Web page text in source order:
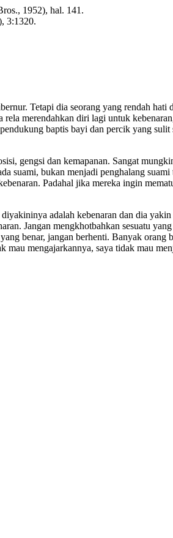
1952), hal. 141.
3:1320.
Tetapi dia seorang yang rendah hati
merendahkan diri lagi untuk
baptis bayi dan percik yang
gengsi dan kemapanan. Sangat
bukan menjadi penghalang
Padahal jika mereka ingin
adalah kebenaran dan dia
Jangan mengkhotbahkan sesuatu
benar, jangan berhenti. Banyak
mau mengajarkannya, saya tidak mau